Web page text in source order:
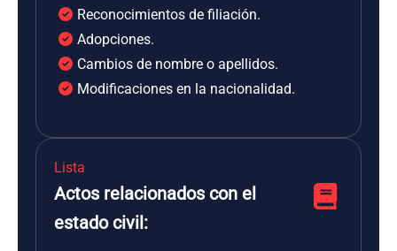
Reconocimientos de filiación.
Adopciones.
Cambios de nombre o apellidos.
Modificaciones en la nacionalidad.
Lista
Actos relacionados con el
estado civil: